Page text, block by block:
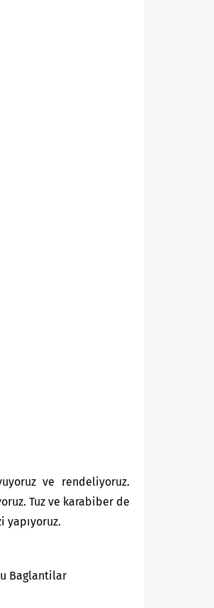
ve rendeliyoruz.
Tuz ve karabiber de
yapıyoruz.
Baglantilar